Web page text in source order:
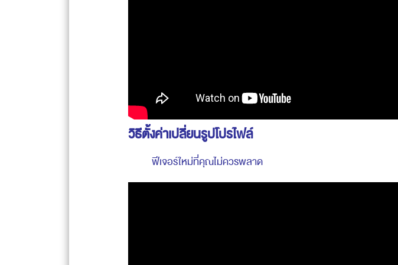
วิธีตั้งค่าเปลี่ยนรูปโปรไฟล์
ฟีเจอร์ใหม่ที่คุณไม่ควรพลาด